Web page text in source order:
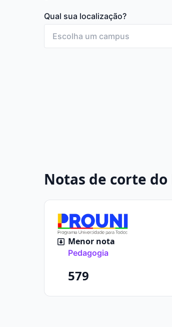
Qual sua localização?
Notas de corte do
Menor nota
Pedagogia
579